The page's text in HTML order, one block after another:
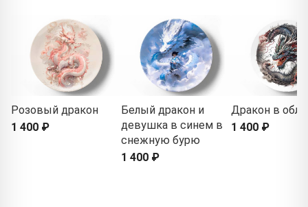
Розовый дракон
1 400 ₽
Белый дракон и
девушка в синем в
снежную бурю
1 400 ₽
Дракон в
1 400 ₽